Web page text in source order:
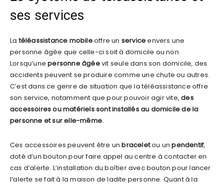
ses services
La téléassistance mobileoffre un serviceenvers une
personne âgée que celle-ci soit à domicile ou non.
Lorsqu’unepersonne âgéevit seule dans son domicile, des
accidents peuvent se produire comme une chute ou autres.
C’est dans ce genre de situation que la téléassistance offre
son service, notamment que pour pouvoir agir vite,des
accessoires ou matériels sont installés au domicile de la
personne et sur elle-même.
Ces accessoires peuvent être unbraceletou unpendentif,
doté d’un bouton pour faire appel au centre à contacter en
cas d’alerte. L’installation du boîtier avec bouton pour lancer
l’alerte se fait à la maison de ladite personne. Quant à la